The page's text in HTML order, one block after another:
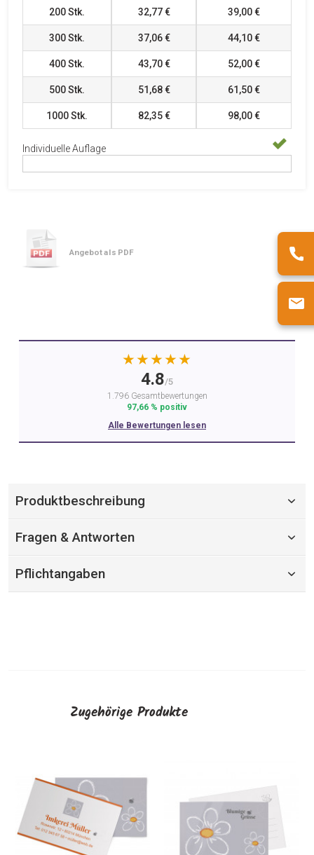
200Stk. 32,77 € 39,00 €
300Stk. 37,06 € 44,10 €
400Stk. 43,70 € 52,00 €
500Stk. 51,68 € 61,50 €
1000Stk. 82,35 € 98,00 €
Individuelle Auflage
Angebot als PDF
★★★★★
4.8/5
1.796 Gesamtbewertungen
97,66 % positiv
Alle Bewertungen lesen
Produktbeschreibung
Fragen & Antworten
Pflichtangaben
Zugehörige Produkte
Honigetiketten
"Kreideblatt"
Siegeletiketten
"Kreideblatt"